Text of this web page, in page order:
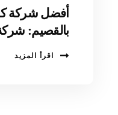
أفضل شركة
بالقصيم: شركة
اقرأ المزيد